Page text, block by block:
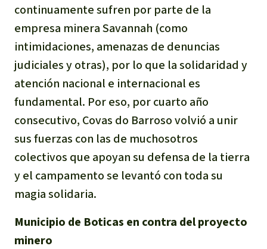
continuamente sufren por parte de la
empresa minera Savannah (como
intimidaciones, amenazas de denuncias
judiciales y otras), por lo que la solidaridad y
atención nacional e internacional es
fundamental. Por eso, por cuarto año
consecutivo, Covas do Barroso volvió a unir
sus fuerzas con las de muchosotros
colectivos que apoyan su defensa de la tierra
y el campamento se levantó con toda su
magia solidaria.
Municipio de Boticas en contra del proyecto
minero